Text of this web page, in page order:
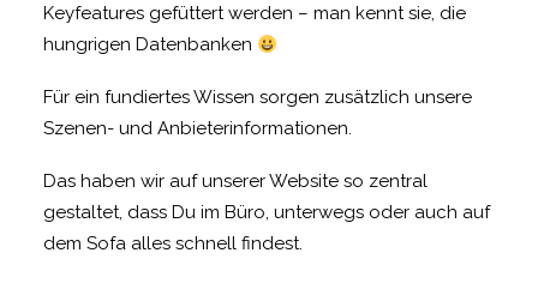
Keyfeatures gefüttert werden – man kennt sie, die
hungrigen Datenbanken
Für ein fundiertes Wissen sorgen zusätzlich unsere
Szenen- und Anbieterinformationen.
Das haben wir auf unserer Website so zentral
gestaltet, dass Du im Büro, unterwegs oder auch auf
dem Sofa alles schnell findest.